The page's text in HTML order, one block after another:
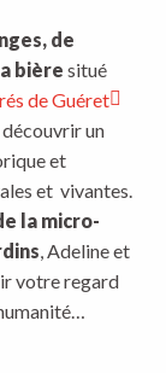
de
bière situé
de Guéret
découvrir un
et
et vivantes.
la micro-
, Adeline et
votre regard